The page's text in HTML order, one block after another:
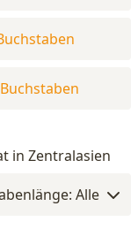
in Zentralasien
Alle